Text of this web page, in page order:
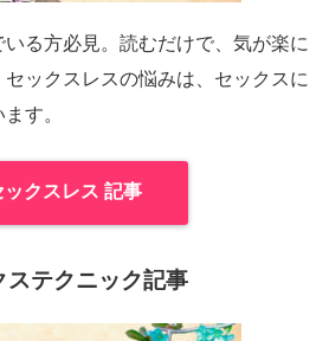
る方必見。読むだけで、気が楽に
ックスレスの悩みは、セックスに
す。
ックスレス 記事
ステクニック記事